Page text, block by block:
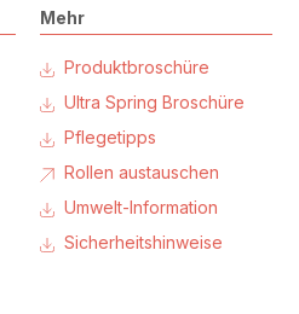
Mehr
Produktbroschüre
Ultra Spring Broschüre
Pflegetipps
Rollen austauschen
Umwelt-Information
Sicherheitshinweise